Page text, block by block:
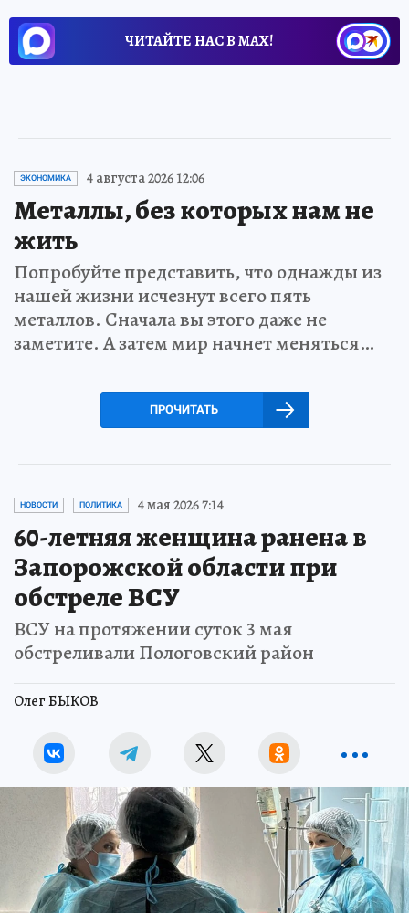
ЧИТАЙТЕ НАС В МАХ!
ЭКОНОМИКА 4 августа 2026 12:06
Металлы, без которых нам не
жить
Попробуйте представить, что однажды из
нашей жизни исчезнут всего пять
металлов. Сначала вы этого даже не
заметите. А затем мир начнет меняться…
ПРОЧИТАТЬ
НОВОСТИ ПОЛИТИКА 4 мая 2026 7:14
60-летняя женщина ранена в
Запорожской области при
обстреле ВСУ
ВСУ на протяжении суток 3 мая
обстреливали Пологовский район
Олег БЫКОВ